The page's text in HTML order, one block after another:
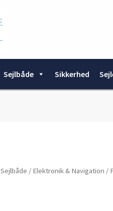
Sejlbåde Sikkerhed
Sejlbåde / Elektronik & Navigation /